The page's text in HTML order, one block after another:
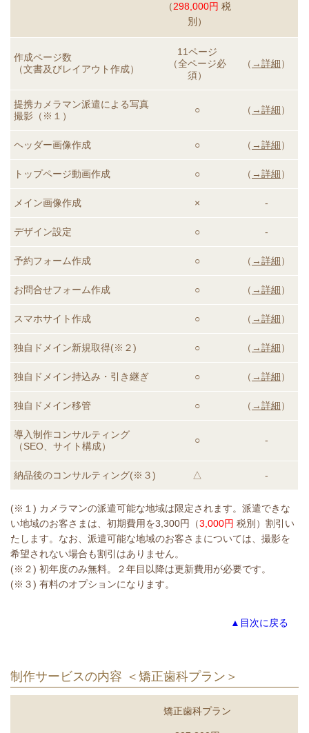
（298,000円 税
別）
作成ページ数
（文書及びレイアウト作成）
11ページ
（全ページ必
須）
（ →詳細）
提携カメラマン派遣による写真
撮影（※１）
○ （ →詳細）
ヘッダー画像作成 ○ （ →詳細）
トップページ動画作成 ○ （ →詳細）
メイン画像作成 × -
デザイン設定 ○ -
予約フォーム作成 ○ （ →詳細）
お問合せフォーム作成 ○ （ →詳細）
スマホサイト作成 ○ （ →詳細）
独自ドメイン新規取得(※２) ○ （ →詳細）
独自ドメイン持込み・引き継ぎ ○ （ →詳細）
独自ドメイン移管 ○ （ →詳細）
導入制作コンサルティング
（SEO、サイト構成）
○ -
納品後のコンサルティング(※３) △ -
(※１) カメラマンの派遣可能な地域は限定されます。派遣できな
い地域のお客さまは、初期費用を3,300円（3,000円 税別）割引い
たします。なお、派遣可能な地域のお客さまについては、撮影を
希望されない場合も割引はありません。
(※２) 初年度のみ無料。２年目以降は更新費用が必要です。
(※３) 有料のオプションになります。
▲目次に戻る
制作サービスの内容 ＜矯正歯科プラン＞
矯正歯科プラン